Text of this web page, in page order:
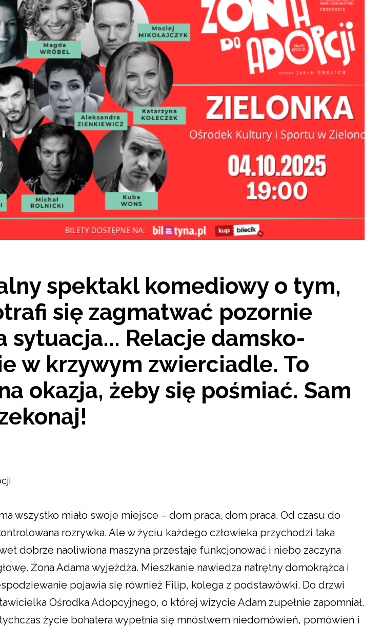
spektakl komediowy o tym,
się zagmatwać pozornie
sytuacja... Relacje damsko-
w krzywym zwierciadle. To
okazja, żeby się pośmiać. Sam
wszystko miało swoje miejsce – dom praca, dom praca. Od czasu do
rozrywka. Ale w życiu każdego człowieka przychodzi taka
dobrze naoliwiona maszyna przestaje funkcjonować i niebo zaczyna
Żona Adama wyjeżdża. Mieszkanie nawiedza natrętny domokrążca i
pojawia się również Filip, kolega z podstawówki. Do drzwi
Ośrodka Adopcyjnego, o której wizycie Adam zupełnie zapomniał.
życie bohatera wypełnia się mnóstwem niedomówień, pomówień i